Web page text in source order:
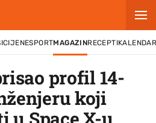
CIJENESPORTMAGAZINRECEPTI
profil 14-
koji